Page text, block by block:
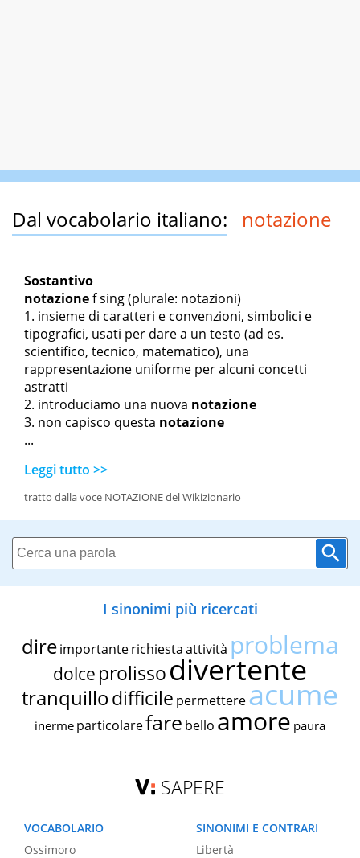
Dal vocabolario italiano: notazione
Sostantivo
notazionef sing(plurale: notazioni)
insieme di caratteri e convenzioni, simbolici e
tipografici, usati per dare a un testo (ad es.
scientifico, tecnico, matematico), una
rappresentazione uniforme per alcuni concetti
astratti
introduciamo una nuova notazione
non capisco questa notazione
...
Leggi tutto >>
tratto dalla voce NOTAZIONE del Wikizionario
I sinonimi più ricercati
dire importante richiestaattività problema
dolce prolissodivertente
tranquillodifficile permettereacume
inerme particolarefare bello amore paura
SAPERE
VOCABOLARIO
Ossimoro
SINONIMI E CONTRARI
Libertà